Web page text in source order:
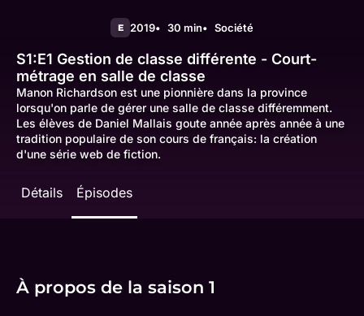
E 2019 30 min Société
S1:E1 Gestion de classe différente - Court-
métrage en salle de classe
Manon Richardson est une pionnière dans la province
lorsqu'on parle de gérer une salle de classe différemment.
Les élèves de Daniel Mallais goute année après année à une
tradition populaire de son cours de français: la création
d'une série web de fiction.
Détails Épisodes
À propos de la saison 1